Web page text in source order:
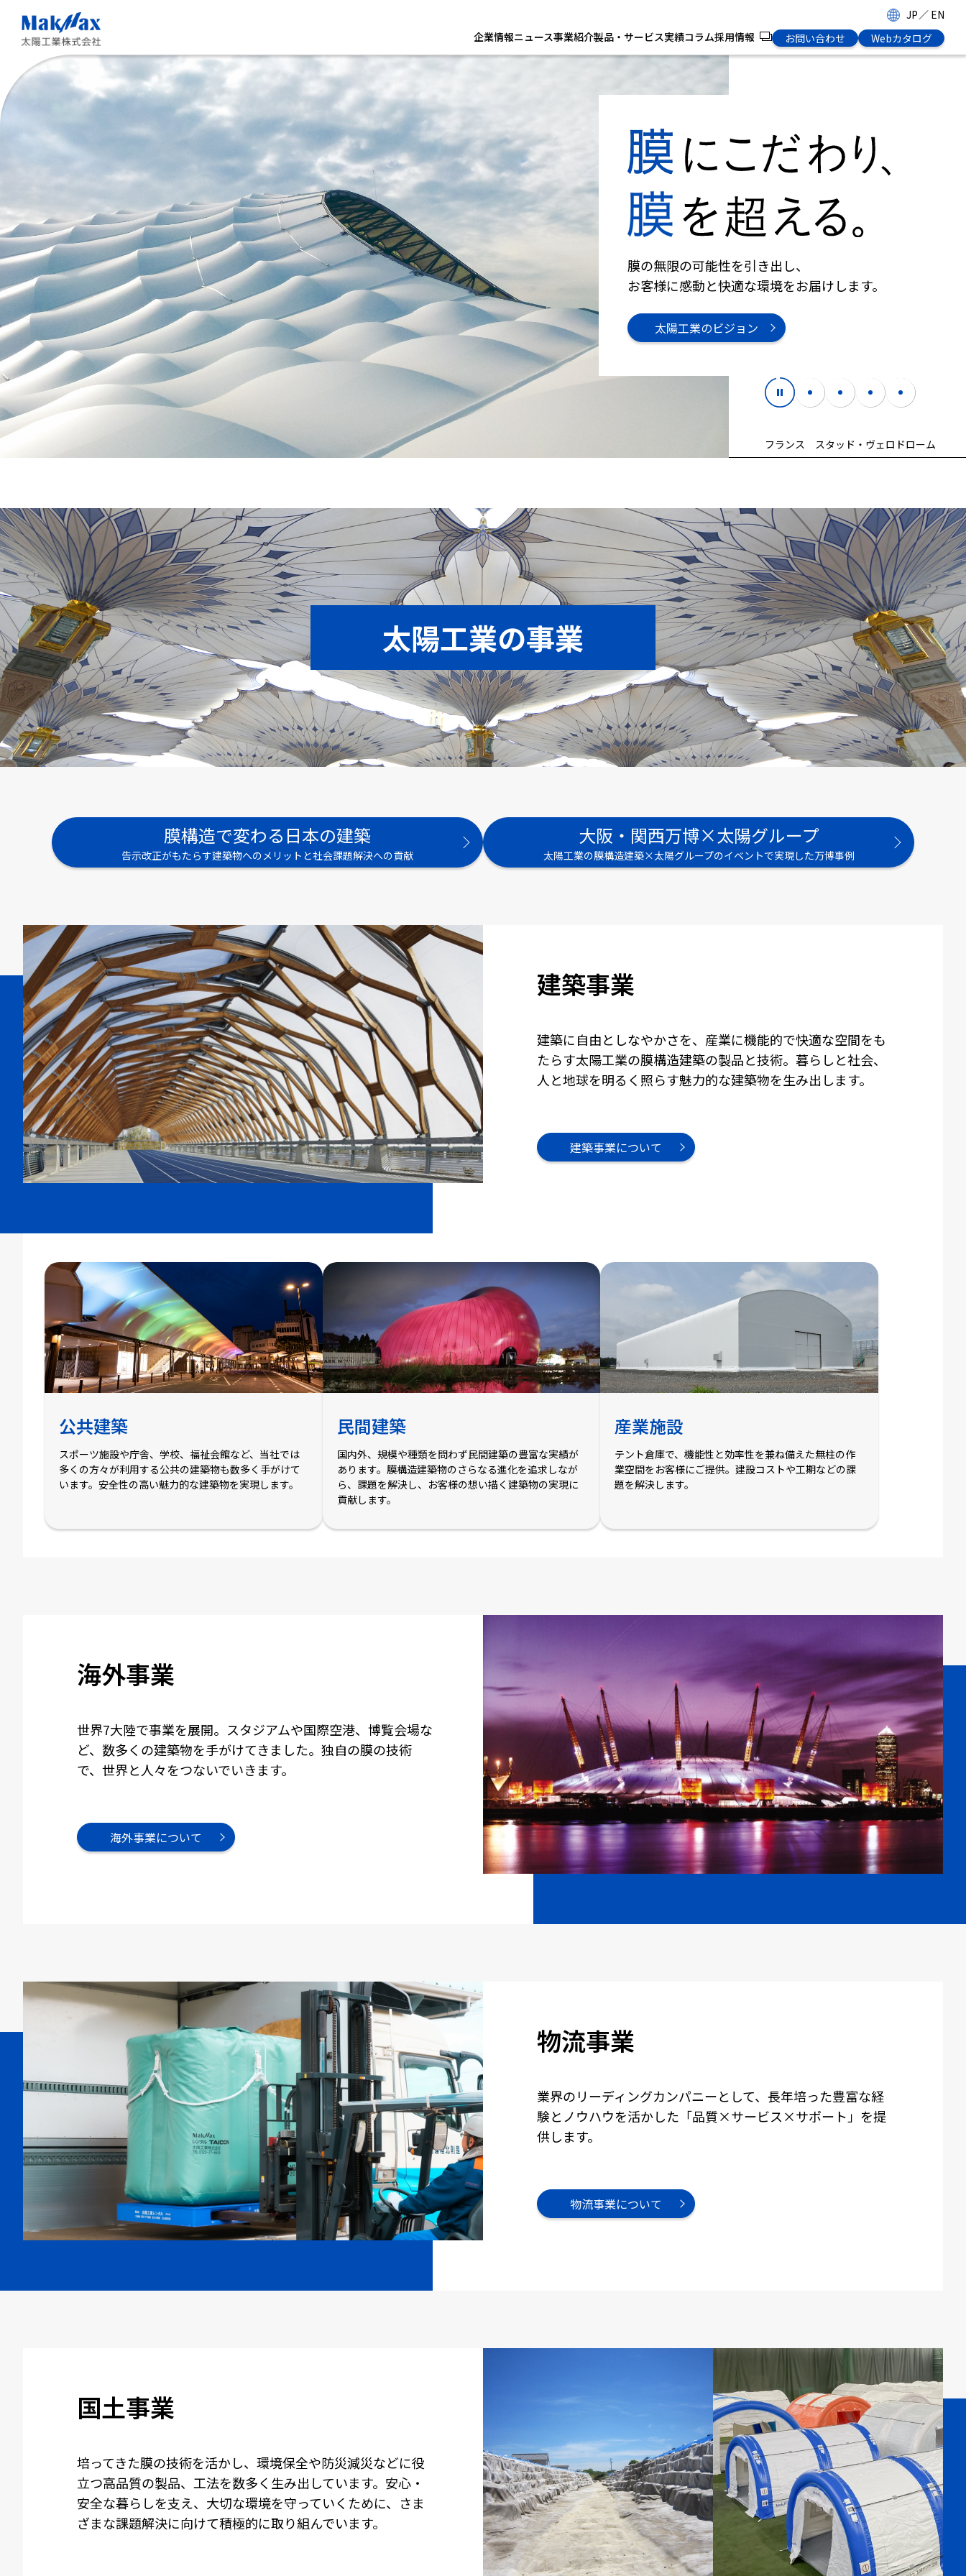
ン
ツ
に
JP／ EN
企業情報ニュース事業紹介製品・サービス実績コラム採用情報 お問い合わせ Webカタログ
フランス ポンピドゥ・センター・メス
膜の無限の可能性を引き出し、
お客様に感動と快適な環境をお届けします。
太陽工業のビジョン
太陽工業の事業
膜構造で変わる日本の建築
告示改正がもたらす建築物へのメリットと社会課題解決への貢献
大阪・関西万博×太陽グループ
太陽工業の膜構造建築×太陽グループのイベントで実現した万博事例
建築事業
建築に自由としなやかさを、産業に機能的で快適な空間をも
たらす太陽工業の膜構造建築の製品と技術。暮らしと社会、
人と地球を明るく照らす魅力的な建築物を生み出します。
建築事業について
公共建築
スポーツ施設や庁舎、学校、福祉会館など、当社では
多くの方々が利用する公共の建築物も数多く手がけて
います。安全性の高い魅力的な建築物を実現します。
民間建築
国内外、規模や種類を問わず民間建築の豊富な実績が
あります。膜構造建築物のさらなる進化を追求しなが
ら、課題を解決し、お客様の想い描く建築物の実現に
貢献します。
産業施設
テント倉庫で、機能性と効率性を兼ね備えた無柱の作
業空間をお客様にご提供。建設コストや工期などの課
題を解決します。
海外事業
世界7大陸で事業を展開。スタジアムや国際空港、博覧会場な
ど、数多くの建築物を手がけてきました。独自の膜の技術
で、世界と人々をつないでいきます。
海外事業について
物流事業
業界のリーディングカンパニーとして、長年培った豊富な経
験とノウハウを活かした「品質×サービス×サポート」を提
供します。
物流事業について
国土事業
培ってきた膜の技術を活かし、環境保全や防災減災などに役
立つ高品質の製品、工法を数多く生み出しています。安心・
安全な暮らしを支え、大切な環境を守っていくために、さま
ざまな課題解決に向けて積極的に取り組んでいます。